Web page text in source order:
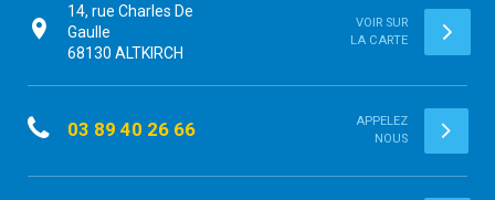
14, rue Charles De
Gaulle
68130 ALTKIRCH
VOIR SUR
LA CARTE
03 89 40 26 66
APPELEZ
NOUS